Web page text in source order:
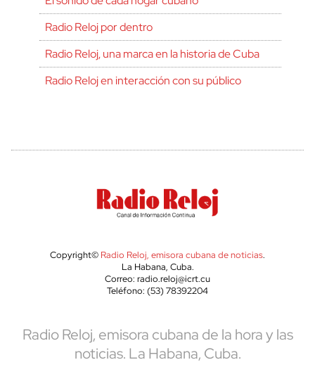
Radio Reloj por dentro
Radio Reloj, una marca en la historia de Cuba
Radio Reloj en interacción con su público
Copyright© Radio Reloj, emisora cubana de noticias.
La Habana, Cuba.
Correo: radio.reloj@icrt.cu
Teléfono: (53) 78392204
Radio Reloj, emisora cubana de la hora y las
noticias. La Habana, Cuba.